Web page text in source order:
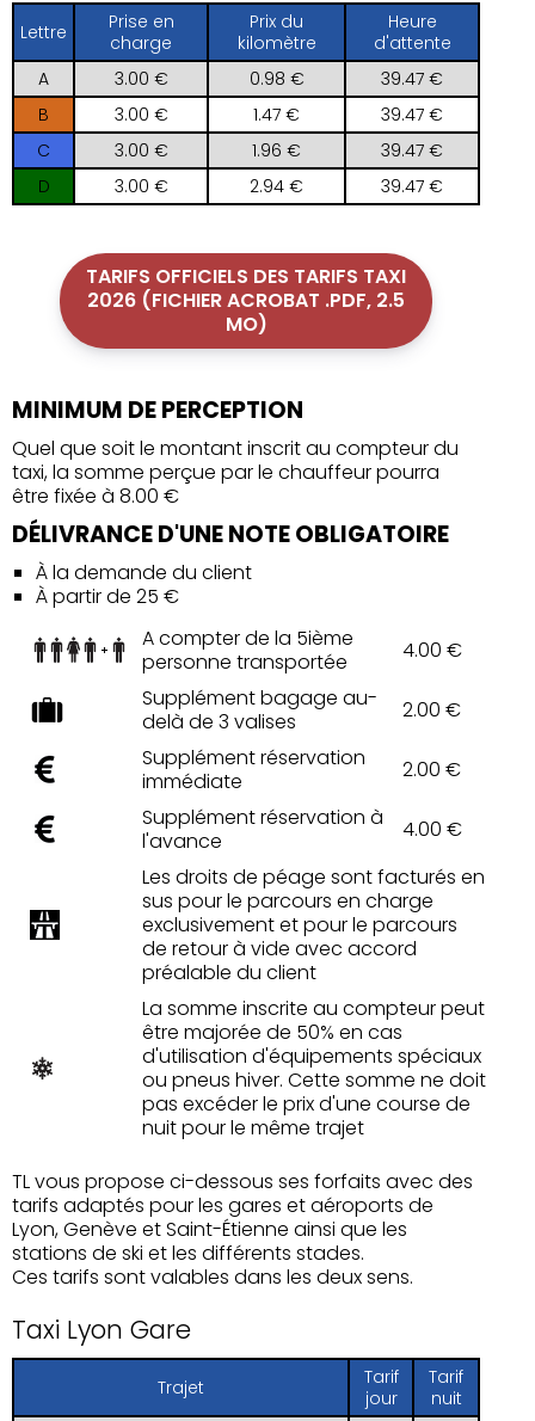
Lettre
Prise en
charge
Prix du
kilomètre
Heure
d'attente
A
3.00 € 0.98 €
39.47 €
B
3.00 € 1.47 €
39.47 €
C
3.00 € 1.96 €
39.47 €
D
3.00 € 2.94 € 39.47 €
TARIFS OFFICIELS DES TARIFS TAXI
2026 (FICHIER ACROBAT .PDF, 2.5
MO)
MINIMUM DE PERCEPTION
Quel que soit le montant inscrit au compteur du
taxi, la somme perçue par le chauffeur pourra
être fixée à 8.00 €
DÉLIVRANCE D'UNE NOTE OBLIGATOIRE
À la demande du client
À partir de 25 €
A compter de la 5ième
personne transportée
4.00 €
Supplément bagage au-
delà de 3 valises
2.00 €
Supplément réservation
immédiate
2.00 €
Supplément réservation à
l'avance
4.00 €
Les droits de péage sont facturés en
sus pour le parcours en charge
exclusivement et pour le parcours
de retour à vide avec accord
préalable du client
La somme inscrite au compteur peut
être majorée de 50% en cas
d'utilisation d'équipements spéciaux
ou pneus hiver. Cette somme ne doit
pas excéder le prix d'une course de
nuit pour le même trajet
TL vous propose ci-dessous ses forfaits avec des
tarifs adaptés pour les gares et aéroports de
Lyon, Genève et Saint-Étienne ainsi que les
stations de ski et les différents stades.
Ces tarifs sont valables dans les deux sens.
Taxi Lyon Gare
Trajet
Tarif
jour
Tarif
nuit